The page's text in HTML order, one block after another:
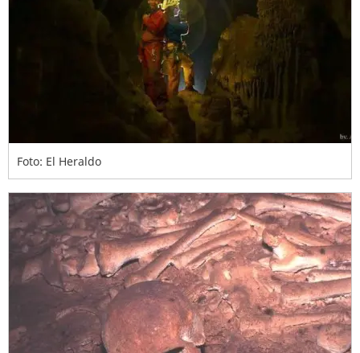
Foto: El Heraldo